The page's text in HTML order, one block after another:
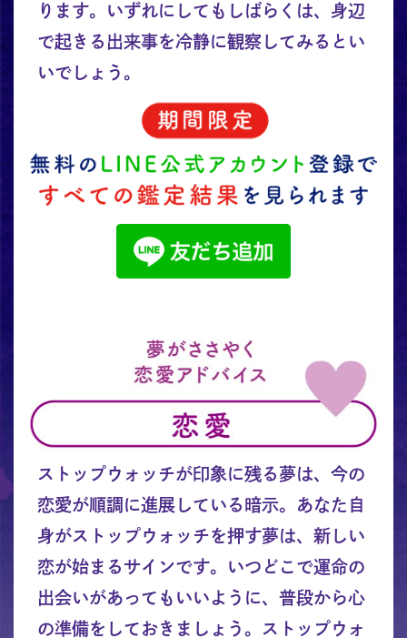
ります。いずれにしてもしばらくは、身辺
で起きる出来事を冷静に観察してみるとい
いでしょう。
ストップウォッチが印象に残る夢は、今の
恋愛が順調に進展している暗示。あなた自
身がストップウォッチを押す夢は、新しい
恋が始まるサインです。いつどこで運命の
出会いがあってもいいように、普段から心
の準備をしておきましょう。ストップウォ